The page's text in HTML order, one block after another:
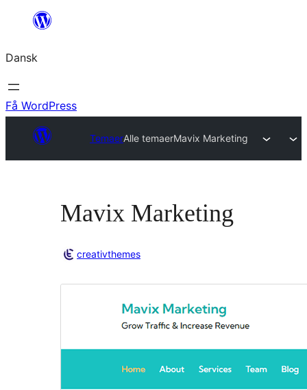
Spring
indhold
Dansk
Få WordPress
TemaerAlle temaerMavix Marketing
Mavix Marketing
creativthemes